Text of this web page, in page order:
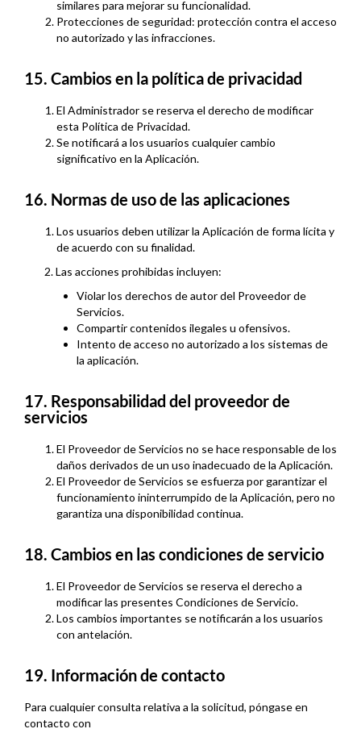
similares para mejorar su funcionalidad.
Protecciones de seguridad: protección contra el acceso
no autorizado y las infracciones.
15. Cambios en la política de privacidad
El Administrador se reserva el derecho de modificar
esta Política de Privacidad.
Se notificará a los usuarios cualquier cambio
significativo en la Aplicación.
16. Normas de uso de las aplicaciones
Los usuarios deben utilizar la Aplicación de forma lícita y
de acuerdo con su finalidad.
2. Las acciones prohibidas incluyen:
Violar los derechos de autor del Proveedor de
Servicios.
Compartir contenidos ilegales u ofensivos.
Intento de acceso no autorizado a los sistemas de
la aplicación.
17. Responsabilidad del proveedor de
servicios
El Proveedor de Servicios no se hace responsable de los
daños derivados de un uso inadecuado de la Aplicación.
El Proveedor de Servicios se esfuerza por garantizar el
funcionamiento ininterrumpido de la Aplicación, pero no
garantiza una disponibilidad continua.
18. Cambios en las condiciones de servicio
El Proveedor de Servicios se reserva el derecho a
modificar las presentes Condiciones de Servicio.
Los cambios importantes se notificarán a los usuarios
con antelación.
19. Información de contacto
Para cualquier consulta relativa a la solicitud, póngase en
contacto con